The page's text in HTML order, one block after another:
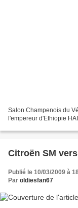
Salon Champenois du
l'empereur d'Ethiopie
Citroën SM
Publié le 10/03/2009 à
Par oldiesfan67